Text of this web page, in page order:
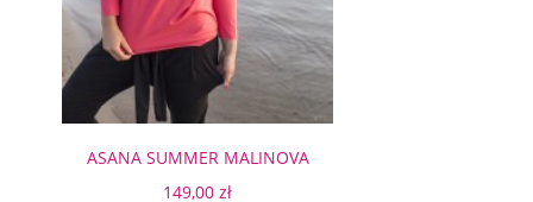
ASANA SUMMER MALINOVA
149,00 zł